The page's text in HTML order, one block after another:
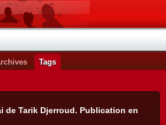
Tags
de Tarik Djerroud. Publication en